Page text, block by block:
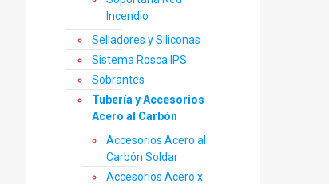
Incendio
Selladores y Siliconas
Sistema Rosca IPS
Sobrantes
Tubería y Accesorios
Acero al Carbón
Accesorios Acero al
Carbón Soldar
Accesorios Acero x